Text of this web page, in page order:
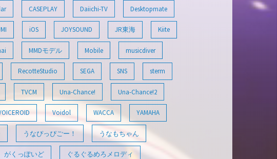
CASEPLAY Daiichi-TV Desktopmate
iOS JOYSOUND JR東海 Kiite
MMDモデル Mobile musicdiver
RecotteStudio SEGA SNS sterm
TVCM Una-Chance! Una-Chance!2
Voidol WACCA YAMAHA
うなぴっぴごー！ うなもちゃん
がくっぽいど ぐるぐるめろメロディ